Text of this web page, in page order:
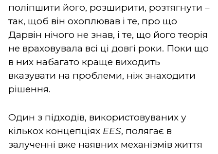
поліпшити його, розширити, розтягнути –
так, щоб він охоплював і те, про що
Дарвін нічого не знав, і те, що його теорія
не враховувала всі ці довгі роки. Поки що
в них набагато краще виходить
вказувати на проблеми, ніж знаходити
рішення.
Один з підходів, використовуваних у
кількох концепціях EES, полягає в
залученні вже наявних механізмів життя